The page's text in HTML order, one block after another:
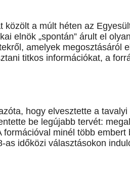
közölt a múlt héten az
elnök „spontán” árult el
amelyek megosztásáról
titkos információkat, a
hogy elvesztette a tavalyi
be legújabb tervét:
minél több embert
időközi választásokon